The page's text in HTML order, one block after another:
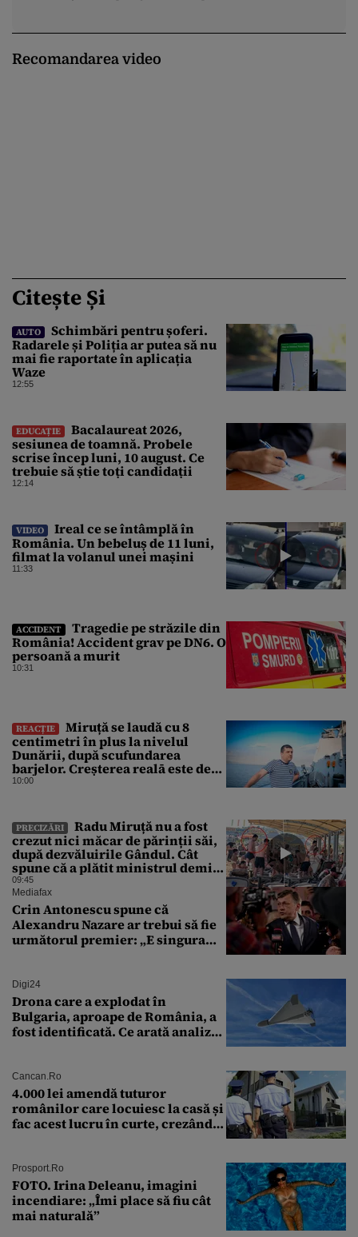
Recomandarea video
Citește Și
AUTO
Schimbări pentru șoferi.
Radarele și Poliția ar putea să nu
mai fie raportate în aplicația
Waze
12:55
EDUCAȚIE
Bacalaureat 2026,
sesiunea de toamnă. Probele
scrise încep luni, 10 august. Ce
trebuie să știe toți candidații
12:14
VIDEO
Ireal ce se întâmplă în
România. Un bebeluș de 11 luni,
filmat la volanul unei mașini
11:33
ACCIDENT
Tragedie pe străzile din
România! Accident grav pe DN6. O
persoană a murit
10:31
REACȚIE
Miruță se laudă cu 8
centimetri în plus la nivelul
Dunării, după scufundarea
barjelor. Creșterea realā este de
doar 4 centimetri
10:00
PRECIZĂRI
Radu Miruță nu a fost
crezut nici măcar de părinții săi,
după dezvăluirile Gândul. Cât
spune că a plătit ministrul demis
pentru vacanța la 5 stele în Turcia
09:45
Mediafax
Crin Antonescu spune că
Alexandru Nazare ar trebui să fie
următorul premier: „E singura
Digi24
Drona care a explodat în
Bulgaria, aproape de România, a
fost identificată. Ce arată analiza
Cancan.ro
4.000 lei amendă tuturor
românilor care locuiesc la casă și
fac acest lucru în curte, crezând
Prosport.ro
FOTO. Irina Deleanu, imagini
incendiare: „Îmi place să fiu cât
mai naturală”